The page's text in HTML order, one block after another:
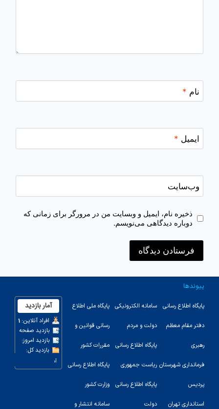
نام *
ایمیل *
وب‌سایت
ذخیره نام، ایمیل و وبسایت من در مرورگر برای زمانی که
دوباره دیدگاهی می‌نویسم.
پیوندها
پایگاه اطلاع رسانی
دفتر مقام معظم
رهبری
فرمانداری شهرستان
پردیس
استانداری تهران
سامانه الکترونیکی
دولت و مردم
پایگاه اطلاع رسانی
ریاست جمهوری
پایگاه اطلاع رسانی
دولت
پایگاه ملی اطلاع
رسانی قوانین و
مقررات کشور
پایگاه اطلاع رسانی
وزارت کشور
سامانه انتشار و